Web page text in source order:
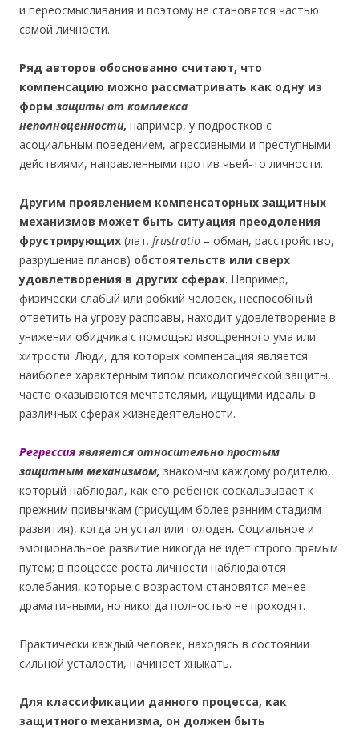
и переосмысливания и поэтому не становятся частью
самой личности.
Ряд авторов обоснованно считают, что
компенсацию можно рассматривать как одну из
форм защиты от комплекса
неполноценности, например, у подростков с
асоциальным поведением, агрессивными и преступными
действиями, направленными против чьей-то личности.
Другим проявлением компенсаторных защитных
механизмов может быть ситуация преодоления
фрустрирующих (лат. frustratio – обман, расстройство,
разрушение планов) обстоятельств или сверх
удовлетворения в других сферах. Например,
физически слабый или робкий человек, неспособный
ответить на угрозу расправы, находит удовлетворение в
унижении обидчика с помощью изощренного ума или
хитрости. Люди, для которых компенсация является
наиболее характерным типом психологической защиты,
часто оказываются мечтателями, ищущими идеалы в
различных сферах жизнедеятельности.
Регрессия является относительно простым
защитным механизмом, знакомым каждому родителю,
который наблюдал, как его ребенок соскальзывает к
прежним привычкам (присущим более ранним стадиям
развития), когда он устал или голоден. Социальное и
эмоциональное развитие никогда не идет строго прямым
путем; в процессе роста личности наблюдаются
колебания, которые с возрастом становятся менее
драматичными, но никогда полностью не проходят.
Практически каждый человек, находясь в состоянии
сильной усталости, начинает хныкать.
Для классификации данного процесса, как
защитного механизма, он должен быть